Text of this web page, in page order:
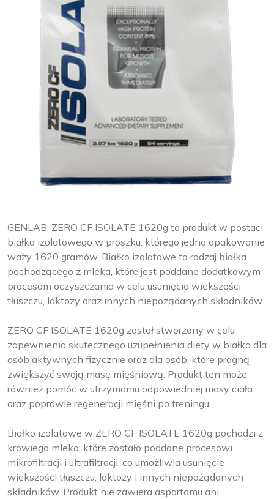
GENLAB: ZERO CF ISOLATE 1620g to produkt w postaci
białka izolatowego w proszku, którego jedno opakowanie
waży 1620 gramów. Białko izolatowe to rodzaj białka
pochodzącego z mleka, które jest poddane dodatkowym
procesom oczyszczania w celu usunięcia większości
tłuszczu, laktozy oraz innych niepożądanych składników.
ZERO CF ISOLATE 1620g został stworzony w celu
zapewnienia skutecznego uzupełnienia diety w białko dla
osób aktywnych fizycznie oraz dla osób, które pragną
zwiększyć swoją masę mięśniową. Produkt ten może
również pomóc w utrzymaniu odpowiedniej masy ciała
oraz poprawie regeneracji mięśni po treningu.
Białko izolatowe w ZERO CF ISOLATE 1620g pochodzi z
krowiego mleka, które zostało poddane procesowi
mikrofiltracji i ultrafiltracji, co umożliwia usunięcie
większości tłuszczu, laktozy i innych niepożądanych
składników. Produkt nie zawiera aspartamu ani